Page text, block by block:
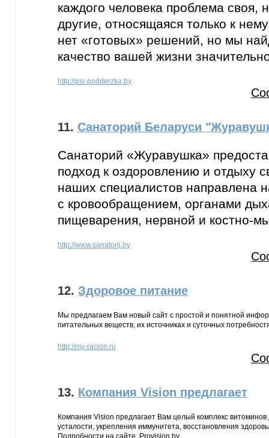
каждого человека проблема своя,
другие, относящаяся только к
нет «готовых» решений, но мы
качество вашей жизни
http://psi-podderzka.by
11. Санаторий Беларуси
Санаторий «Журавушка»
подход к оздоровлению и отдыху
наших специалистов направлена
с кровообращением, органами
пищеварения, нервной и костно-
http://www.sanatorij.by
12. Здоровое питание
Мы предлагаем Вам новый сайт с простой и понятной
питательных веществ, их источниках и суточных
http://my-racion.ru
13. Компания Vision предлагает
Компания Vision предлагает Вам целый комплекс
усталости, укрепления иммунитета, восстановления
Подробности на сайте. Provision.by